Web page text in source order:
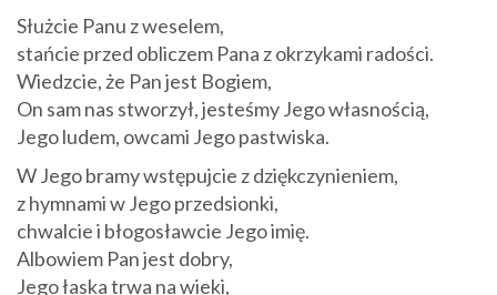
Służcie Panu z weselem,
stańcie przed obliczem Pana z okrzykami radości.
Wiedzcie, że Pan jest Bogiem,
On sam nas stworzył, jesteśmy Jego własnością,
Jego ludem, owcami Jego pastwiska.
W Jego bramy wstępujcie z dziękczynieniem,
z hymnami w Jego przedsionki,
chwalcie i błogosławcie Jego imię.
Albowiem Pan jest dobry,
Jego łaska trwa na wieki,